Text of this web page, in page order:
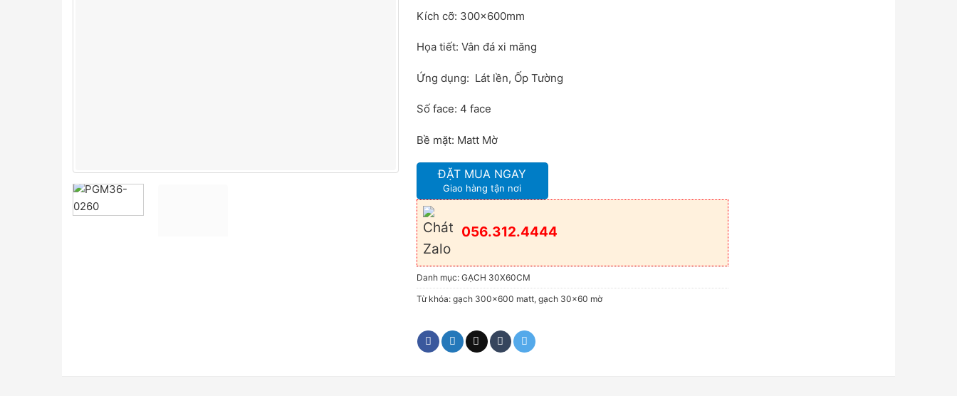
Kích cỡ: 300x600mm
Họa tiết: Vân đá xi măng
Ứng dụng: Lát lền, Ốp Tường
Số face: 4 face
Bề mặt: Matt Mờ
ĐẶT MUA NGAY
Giao hàng tận nơi
056.312.4444
Danh mục: GẠCH 30X60CM
Từ khóa: gạch 300x600 matt, gạch 30x60 mờ